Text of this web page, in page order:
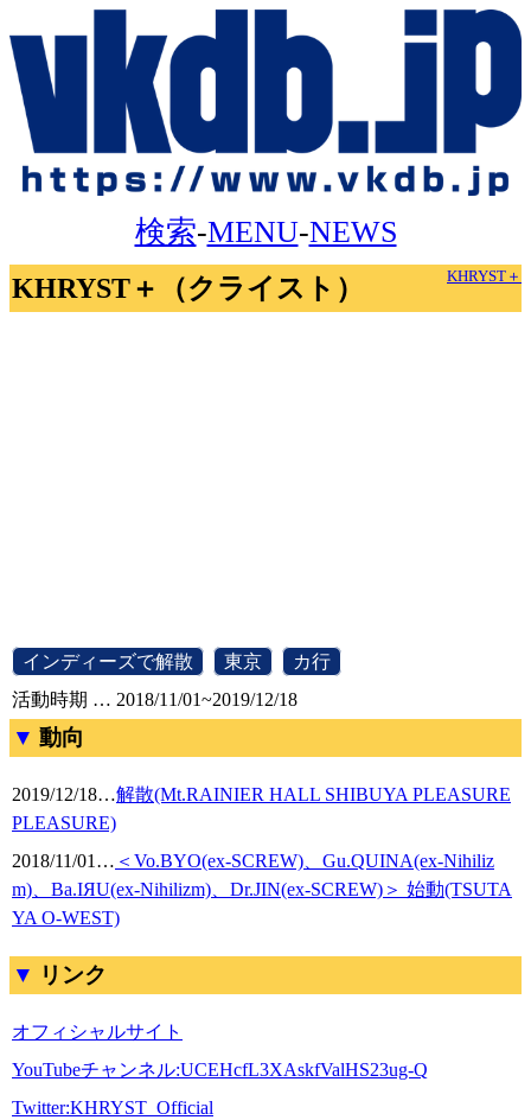
検索-MENU-NEWS
KHRYST＋
KHRYST＋（クライスト）
インディーズで解散 東京 カ行
活動時期 … 2018/11/01~2019/12/18
動向
2019/12/18…解散(Mt.RAINIER HALL SHIBUYA PLEASURE
PLEASURE)
2018/11/01 … ＜Vo.BYO(ex-SCREW)、Gu.QUINA(ex-Nihiliz
m)、Ba.IЯU(ex-Nihilizm)、Dr.JIN(ex-SCREW)＞ 始動(TSUTA
YA O-WEST)
リンク
オフィシャルサイト
YouTubeチャンネル:UCEHcfL3XAskfValHS23ug-Q
Twitter:KHRYST_Official